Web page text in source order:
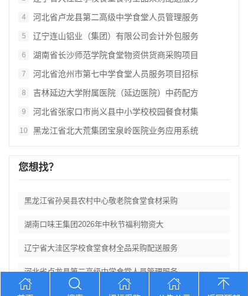
4 河北省卢龙县第二高级中学食堂人员管理服务
5 辽宁连山铝业（集团）有限公司会计外包服务
6 湖南省长沙师范学院食堂物资供货商采购项目
7 河北省沧州市第七中学食堂人员服务项目招标
8 吉林延边大学附属医院（延边医院）中药配方
9 河北省张家口市尚义县中小学校校园餐食材集
10 黑龙江省北大荒集团宝泉岭医院业务应用系统
您想找？
黑龙江省孙吴县农村中心敬老院食堂食材采购
湖南口味王集团2026年中秋节福利物资大
辽宁省大洼区学校食堂食材全品采购配送服务
河北省卢龙县第二高级中学食堂人员管理服务